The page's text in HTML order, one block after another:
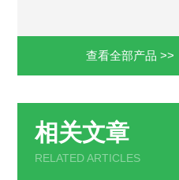
查看全部产品 >>
相关文章
RELATED ARTICLES